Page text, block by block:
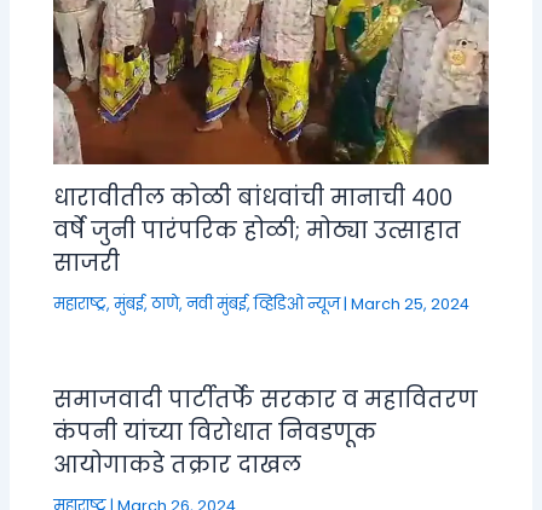
धारावीतील कोळी बांधवांची मानाची ४००
वर्षे जुनी पारंपरिक होळी; मोठ्या उत्साहात
साजरी
महाराष्ट्र,मुंबई, ठाणे, नवी मुंबई,व्हिडिओ न्यूज|March 25, 2024
समाजवादी पार्टीतर्फे सरकार व महावितरण
कंपनी यांच्या विरोधात निवडणूक
आयोगाकडे तक्रार दाखल
महाराष्ट्र|March 26, 2024